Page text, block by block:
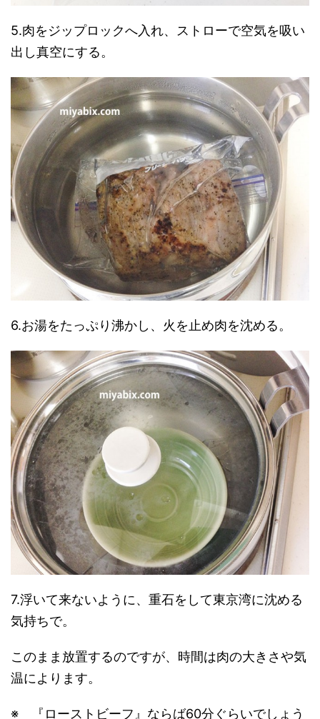
5.肉をジップロックへ入れ、ストローで空気を吸い
出し真空にする。
6.お湯をたっぷり沸かし、火を止め肉を沈める。
7.浮いて来ないように、重石をして東京湾に沈める
気持ちで。
このまま放置するのですが、時間は肉の大きさや気
温によります。
※ 『ローストビーフ』ならば60分ぐらいでしょう